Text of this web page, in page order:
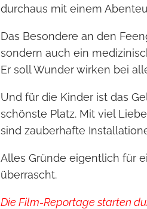
durchaus mit einem
Das Besondere an den
sondern auch ein
Er soll Wunder wirken bei
Und für die Kinder ist das
schönste Platz. Mit viel
sind zauberhafte
Alles Gründe eigentlich für
überrascht.
Die Film-Reportage starten